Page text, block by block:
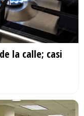
la calle; casi